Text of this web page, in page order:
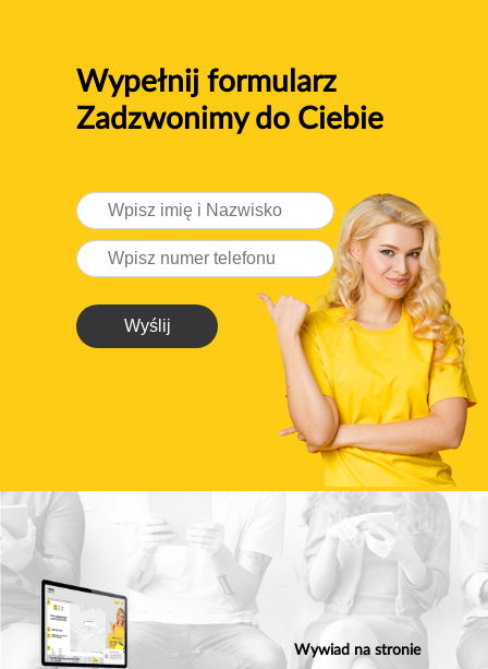
Wypełnij formularz
Zadzwonimy do Ciebie
Wyślij
Wywiad na stronie